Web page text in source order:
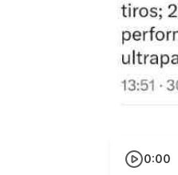
0:00